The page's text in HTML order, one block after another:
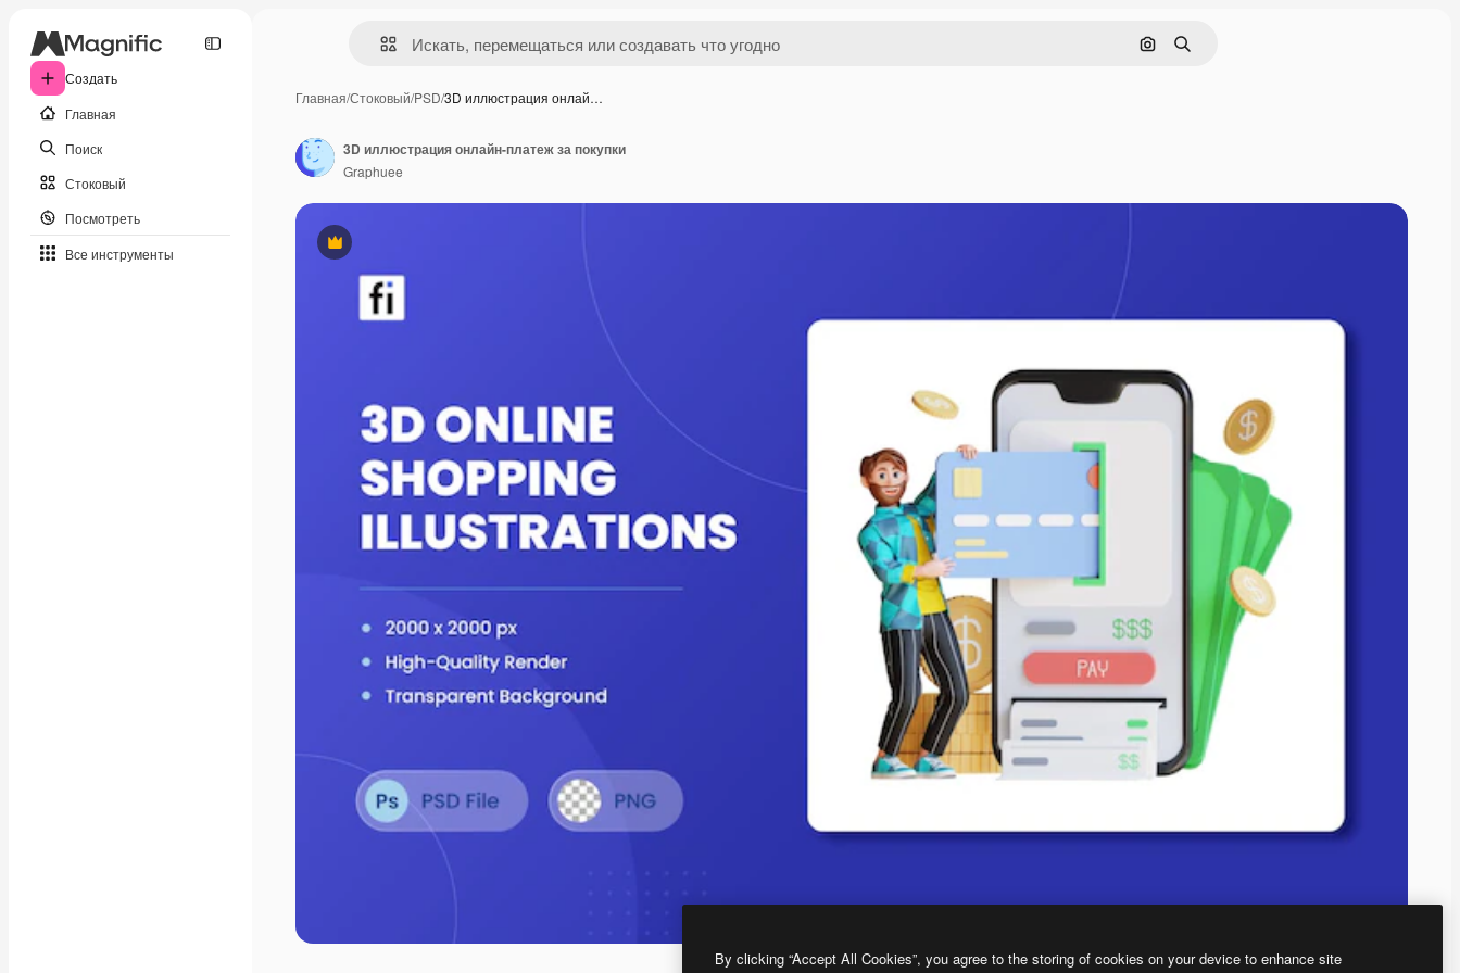
Создать
Главная
Поиск
Стоковый
Посмотреть
Все инструменты
Поиск по изображению
Поиск
Главная/Стоковый/PSD/3D иллюстрация онлай…
Премиум
3D иллюстрация онлайн-платеж за покупки
Graphuee
By clicking “Accept All Cookies”, you agree to the storing of cookies on your device to enhance site